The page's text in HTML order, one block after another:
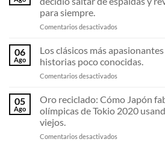
fibra
carbono
destrozando
todos
récords
maratón.
Sampaoli
2011:
equipo
invicto
que
deslumbró
continente.
para siempre.
Comentarios desactivados
«Fosbury
Flop»:
El
estudiante
que
decidió
espaldas
06
Ago
Los clásicos más
historias poco conocidas.
Comentarios desactivados
clásicos
más
apasionantes
fútbol
05
Ago
Oro reciclado: Cómo Japón
olímpicas de Tokio 2020
viejos.
Comentarios desactivados